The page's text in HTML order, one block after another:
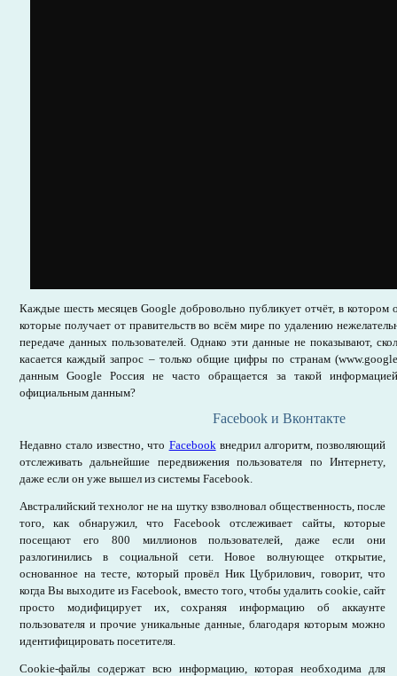
Каждые шесть месяцев Google добровольно публикует отчёт, в котором
которые получает от правительств во всём мире по удалению
передаче данных пользователей. Однако эти данные не показывают,
касается каждый запрос – только общие цифры по странам
данным Google Россия не часто обращается за такой
официальным данным?
Facebook и Вконтакте
Недавно стало известно, что Facebookвнедрил алгоритм, позволяющий
отслеживать дальнейшие передвижения пользователя по Интернету,
даже если он уже вышел из системы Facebook.
Австралийский технолог не на шутку взволновал общественность, после
того, как обнаружил, что Facebook отслеживает сайты, которые
посещают его 800 миллионов пользователей, даже если они
разлогинились в социальной сети. Новое волнующее открытие,
основанное на тесте, который провёл Ник Цубрилович, говорит, что
когда Вы выходите из Facebook, вместо того, чтобы удалить cookie, сайт
просто модифицирует их, сохраняя информацию об аккаунте
пользователя и прочие уникальные данные, благодаря которым можно
идентифицировать посетителя.
Сookie-файлы содержат всю информацию, которая необходима для